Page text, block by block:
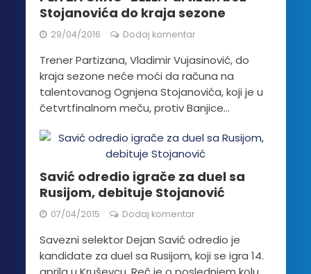
Stojanovića do kraja sezone
29/04/2016 Dodaj komentar
Trener Partizana, Vladimir Vujasinović, do
kraja sezone neće moći da računa na
talentovanog Ognjena Stojanovića, koji je u
četvrtfinalnom meču, protiv Banjice...
Savić odredio igrače za duel sa
Rusijom, debituje Stojanović
07/04/2015 Dodaj komentar
Savezni selektor Dejan Savić odredio je
kandidate za duel sa Rusijom, koji se igra 14.